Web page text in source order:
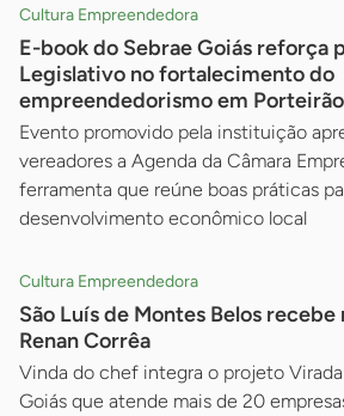
Cultura Empreendedora
E-book do Sebrae Goiás reforça
Legislativo no fortalecimento do
empreendedorismo em Porteirão
Evento promovido pela instituição
vereadores a Agenda da Câmara
ferramenta que reúne boas práticas
desenvolvimento econômico local
Cultura Empreendedora
São Luís de Montes Belos
Renan Corrêa
Vinda do chef integra o projeto
Goiás que atende mais de 20